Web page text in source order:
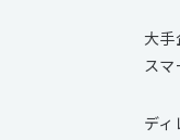
大手
ス
ディ